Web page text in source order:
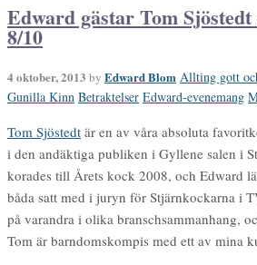
Edward gästar Tom
8/10
4 oktober, 2013 by Edward Blom Allting gott
Gunilla Kinn Betraktelser Edward-evenemang
Tom Sjöstedt är en av våra absoluta
i den andäktiga publiken i Gyllene salen i
korades till Årets kock 2008, och Edward
båda satt med i juryn för Stjärnkockarna i
på varandra i olika branschsammanhang,
Tom är barndomskompis med ett av mina